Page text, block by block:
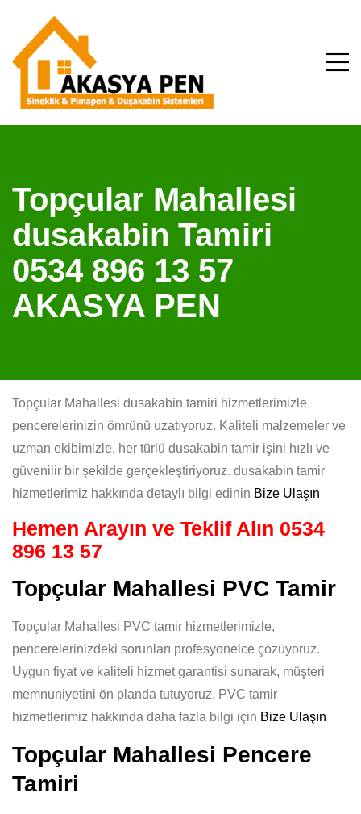
Topçular Mahallesi
dusakabin Tamiri
0534 896 13 57
AKASYA PEN
Topçular Mahallesi dusakabin tamiri hizmetlerimizle
pencerelerinizin ömrünü uzatıyoruz. Kaliteli malzemeler ve
uzman ekibimizle, her türlü dusakabin tamir işini hızlı ve
güvenilir bir şekilde gerçekleştiriyoruz. dusakabin tamir
hizmetlerimiz hakkında detaylı bilgi edinin Bize Ulaşın
Hemen Arayın ve Teklif Alın 0534
896 13 57
Topçular Mahallesi PVC Tamir
Topçular Mahallesi PVC tamir hizmetlerimizle,
pencerelerinizdeki sorunları profesyonelce çözüyoruz.
Uygun fiyat ve kaliteli hizmet garantisi sunarak, müşteri
memnuniyetini ön planda tutuyoruz. PVC tamir
hizmetlerimiz hakkında daha fazla bilgi için Bize Ulaşın
Topçular Mahallesi Pencere
Tamiri